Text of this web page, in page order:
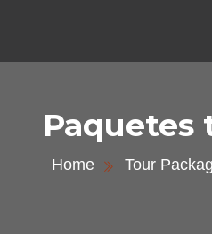
Paquetes
Home Tour